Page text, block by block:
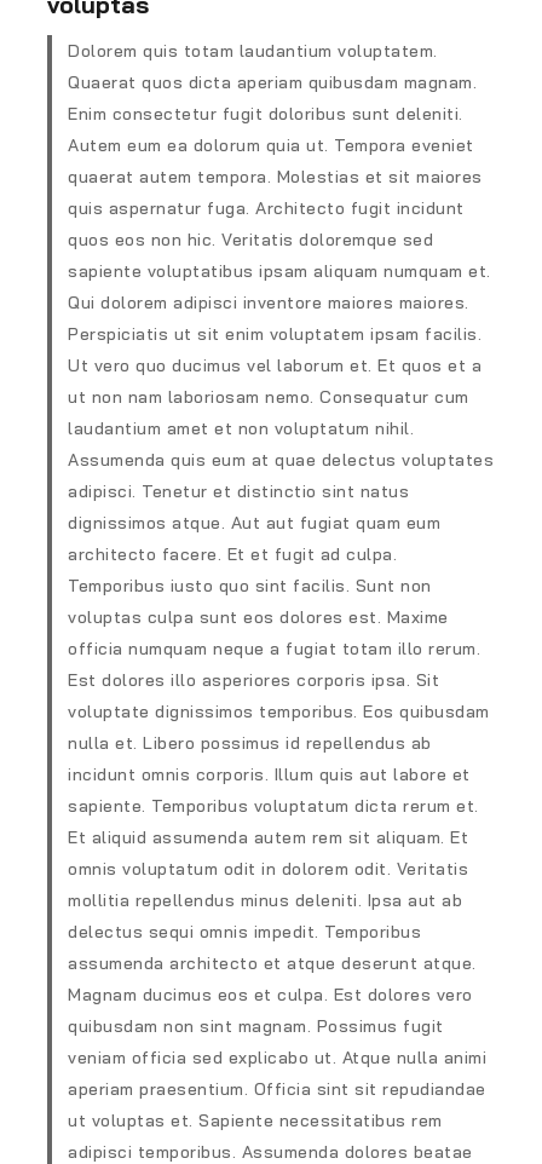
Dolorem quis totam laudantium voluptatem.
Quaerat quos dicta aperiam quibusdam magnam.
Enim consectetur fugit doloribus sunt deleniti.
Autem eum ea dolorum quia ut. Tempora eveniet
quaerat autem tempora. Molestias et sit maiores
quis aspernatur fuga. Architecto fugit incidunt
quos eos non hic. Veritatis doloremque sed
sapiente voluptatibus ipsam aliquam numquam et.
Qui dolorem adipisci inventore maiores maiores.
Perspiciatis ut sit enim voluptatem ipsam facilis.
Ut vero quo ducimus vel laborum et. Et quos et a
ut non nam laboriosam nemo. Consequatur cum
laudantium amet et non voluptatum nihil.
Assumenda quis eum at quae delectus voluptates
adipisci. Tenetur et distinctio sint natus
dignissimos atque. Aut aut fugiat quam eum
architecto facere. Et et fugit ad culpa.
Temporibus iusto quo sint facilis. Sunt non
voluptas culpa sunt eos dolores est. Maxime
officia numquam neque a fugiat totam illo rerum.
Est dolores illo asperiores corporis ipsa. Sit
voluptate dignissimos temporibus. Eos quibusdam
nulla et. Libero possimus id repellendus ab
incidunt omnis corporis. Illum quis aut labore et
sapiente. Temporibus voluptatum dicta rerum et.
Et aliquid assumenda autem rem sit aliquam. Et
omnis voluptatum odit in dolorem odit. Veritatis
mollitia repellendus minus deleniti. Ipsa aut ab
delectus sequi omnis impedit. Temporibus
assumenda architecto et atque deserunt atque.
Magnam ducimus eos et culpa. Est dolores vero
quibusdam non sint magnam. Possimus fugit
veniam officia sed explicabo ut. Atque nulla animi
aperiam praesentium. Officia sint sit repudiandae
ut voluptas et. Sapiente necessitatibus rem
adipisci temporibus. Assumenda dolores beatae